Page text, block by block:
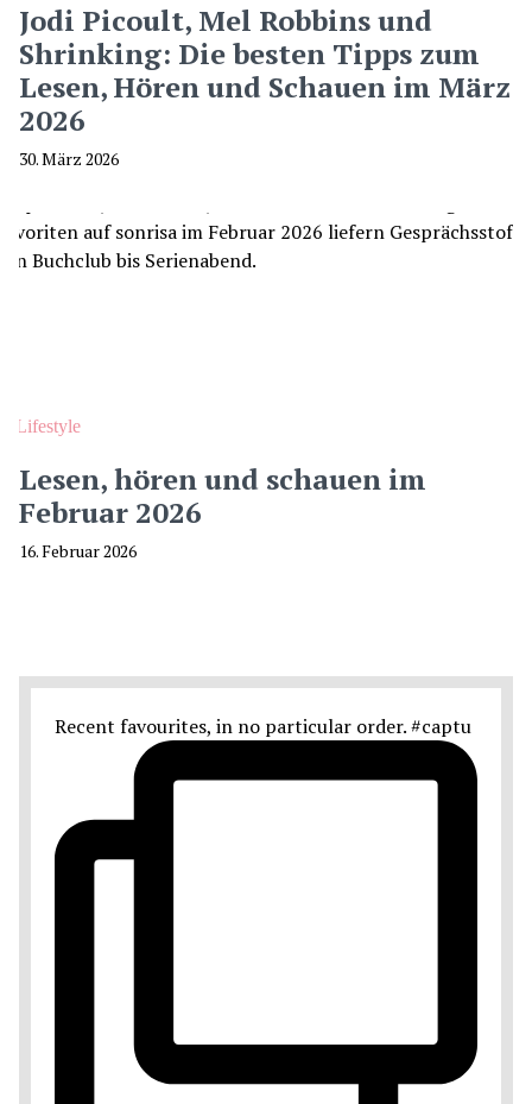
Jodi Picoult, Mel Robbins und
Shrinking: Die besten Tipps zum
Lesen, Hören und Schauen im März
2026
30. März 2026
Lifestyle
Lesen, hören und schauen im
Februar 2026
16. Februar 2026
Recent favourites, in no particular order. #captu